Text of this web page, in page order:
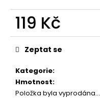
119 Kč
Měrná
cena:
Kategorie:
Hmotnost:
Položka byla vyprodána…
Zeptat se
e
m
e
AS
JEMNÝ
ŠAMPON